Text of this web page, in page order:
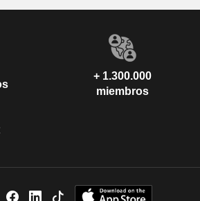
+ 1.300.000
miembros